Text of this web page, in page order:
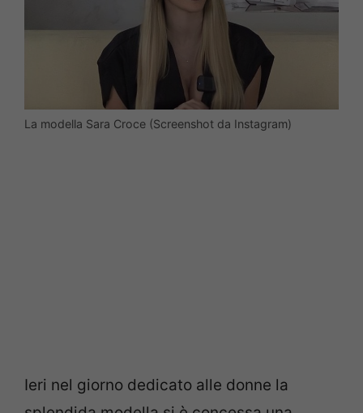
La modella Sara Croce (Screenshot da Instagram)
Ieri nel giorno dedicato alle donne la